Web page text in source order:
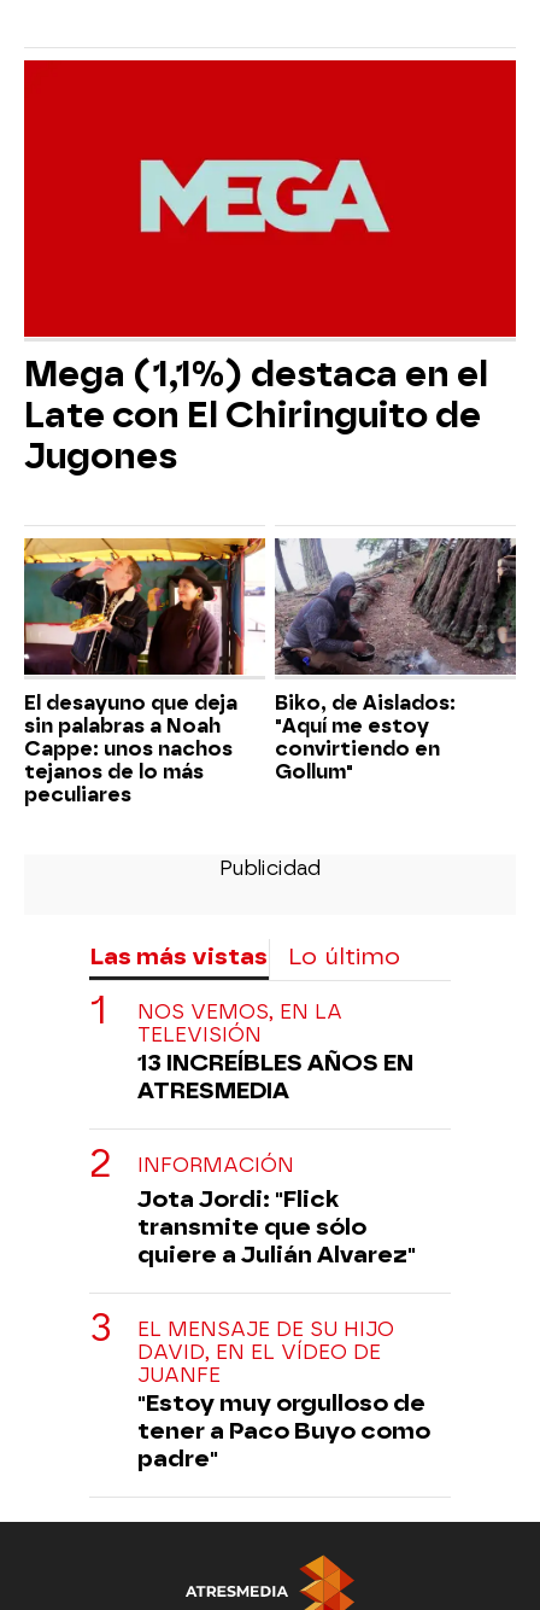
Mega (1,1%) destaca en el
Late con El Chiringuito de
Jugones
El desayuno que deja
sin palabras a Noah
Cappe: unos nachos
tejanos de lo más
peculiares
Biko, de Aislados:
"Aquí me estoy
convirtiendo en
Gollum"
Las más vistas Lo último
NOS VEMOS, EN LA
TELEVISIÓN
13 INCREÍBLES AÑOS EN
ATRESMEDIA
INFORMACIÓN
Jota Jordi: "Flick
transmite que sólo
quiere a Julián Alvarez"
EL MENSAJE DE SU HIJO
DAVID, EN EL VÍDEO DE
JUANFE
"Estoy muy orgulloso de
tener a Paco Buyo como
padre"